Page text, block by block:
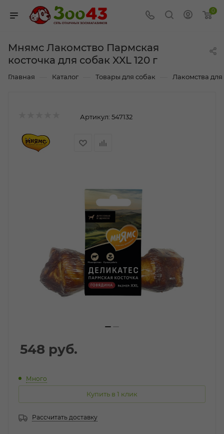
0
Мнямс Лакомство Пармская
косточка для собак XXL 120 г
Главная Каталог Товары для собак Лакомства для
Артикул: 547132
548 руб.
Много
Купить в 1 клик
Рассчитать доставку